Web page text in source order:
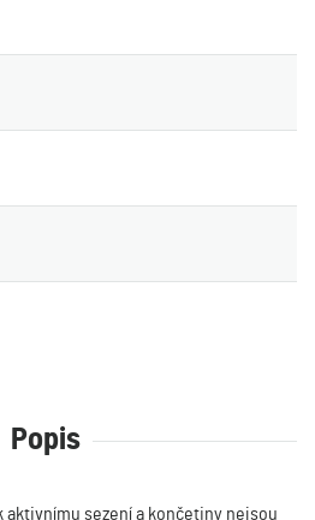
Popis
aktivnímu sezení a končetiny nejsou